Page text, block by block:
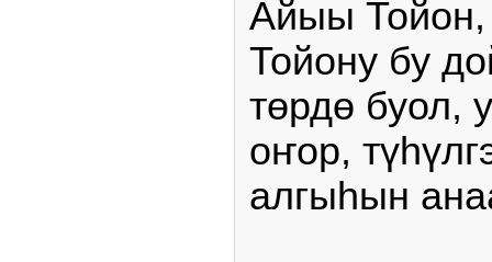
Айыы Тойон,
Тойону бу
төрдө буол,
оҥор,
алгыһын